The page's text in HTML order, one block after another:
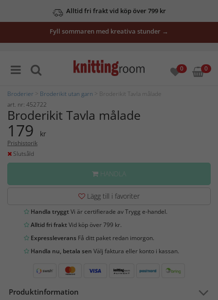
Alltid fri frakt vid köp över 799 kr
Fyll sommaren med kreativa stunder →
0 0
Broderier Broderikit utan garn > Broderikit Tavla målade
art. nr: 452722
Broderikit Tavla målade
179 kr
Prishistorik
Slutsåld
HANDLA
Lägg till i favoriter
Handla tryggtVi är certifierade av Trygg e-handel.
Alltid fri fraktVid köp över 799 kr.
Expressleverans Få ditt paket redan imorgon.
Handla nu, betala sen Välj faktura eller konto i kassan.
Produktinformation